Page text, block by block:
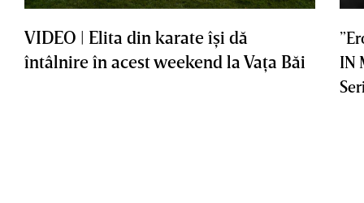
VIDEO | Elita din karate îşi dă
întâlnire în acest weekend la Vaţa Băi
IN